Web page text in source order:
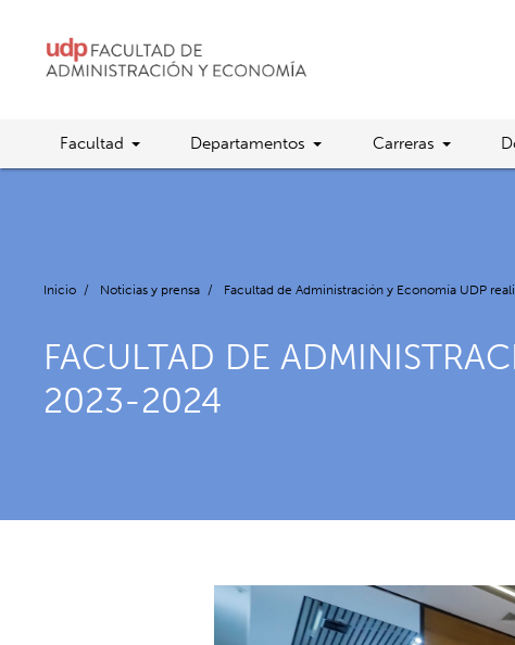
Facultad Departamentos Carreras
Inicio / Noticias y prensa / Facultad de Administración y Economía UDP
FACULTAD DE
2023-2024